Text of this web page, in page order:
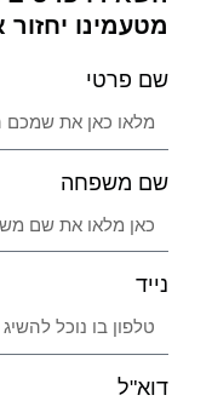
מטעמינו
שם פרטי
שם משפחה
נייד
דוא"ל